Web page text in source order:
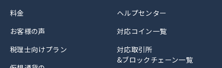
料金
お客様の声
税理士向けプラン
ヘルプセンター
対応コイン一覧
対応取引所
&ブロックチェーン一覧